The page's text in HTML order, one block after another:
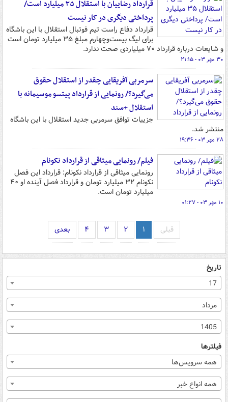
قرارداد رضاییان با استقلال ۳۵ میلیارد است/
پرداختی دیگری در کار نیست
قرارداد دفاع راست تیم فوتبال استقلال با این باشگاه
برای لیگ بیست‌وچهارم مبلغ ۳۵ میلیارد تومان است
و شایعات درباره قرارداد ۷۰ میلیاردی صحت ندارد.
۳۰ مهر ۰۳ - ۲۱:۱۵
سرمربی آفریقایی چقدر از استقلال حقوق
می‌گیرد؟/ رونمایی از قرارداد پیتسو موسیمانه با
استقلال +سند
جزییات توافق سرمربی جدید استقلال با این باشگاه
منتشر شد.
۲۸ مهر ۰۳ - ۱۹:۳۶
فیلم/ رونمایی میثاقی از قرارداد نکونام
رونمایی میثاقی از قرارداد نکونام: قرارداد این فصل
نکونام ۳۲ میلیارد تومان و قرارداد فصل آینده او ۴۰
میلیارد تومان است.
۱۰ مهر ۰۳ - ۰۱:۲۷
قبلی ۱ ۲ ۳ ۴ بعدی
تاریخ
17
مرداد
1405
فیلترها
همه سرویس‌ها
همه انواع خبر